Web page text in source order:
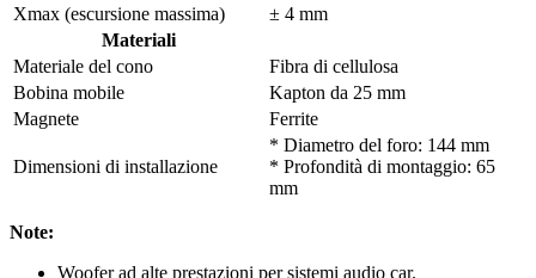
Xmax (escursione massima)
± 4 mm
Materiali
Materiale del cono
Fibra di cellulosa
Bobina mobile
Kapton da 25 mm
Magnete
Ferrite
Dimensioni di installazione
* Diametro del foro: 144 mm
* Profondità di montaggio: 65
mm
Note:
Woofer ad alte prestazioni per sistemi audio car.